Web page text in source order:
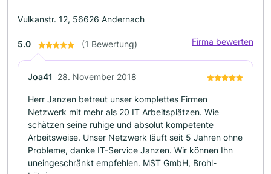
Vulkanstr. 12, 56626 Andernach
5.0 (1 Bewertung) Firma bewerten
Joa41 28. November 2018
Herr Janzen betreut unser komplettes Firmen
Netzwerk mit mehr als 20 IT Arbeitsplätzen. Wie
schätzen seine ruhige und absolut kompetente
Arbeitsweise. Unser Netzwerk läuft seit 5 Jahren ohne
Probleme, danke IT-Service Janzen. Wir können Ihn
uneingeschränkt empfehlen. MST GmbH, Brohl-